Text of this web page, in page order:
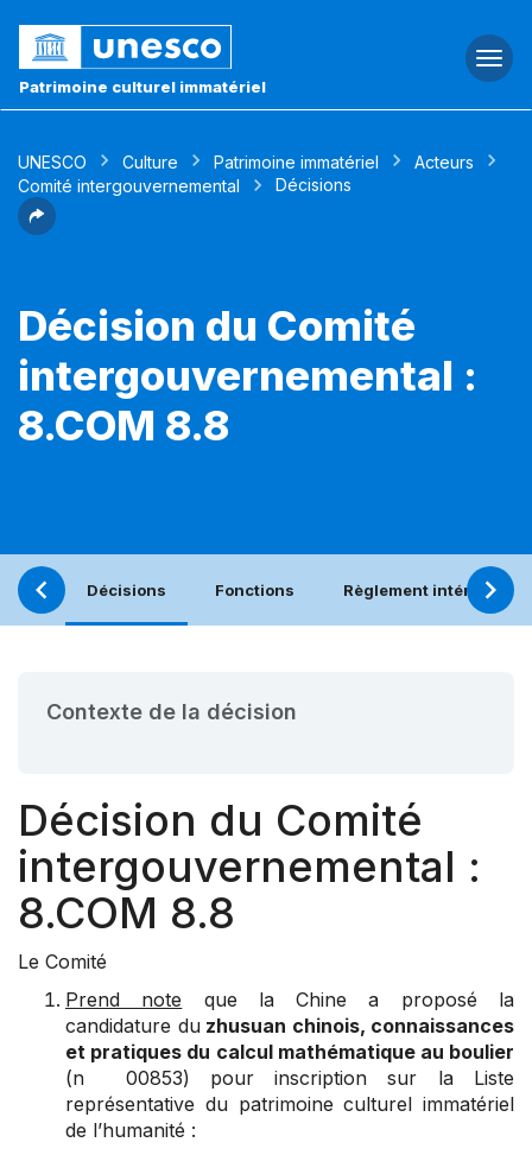
Patrimoine culturel immatériel
UNESCO Culture Patrimoine immatériel
Acteurs
Comité intergouvernemental
Décisions
Décision du Comité
intergouvernemental :
8.COM 8.8
Décisions Fonctions Règlement intérieur
Contexte de la décision
Décision du Comité
intergouvernemental :
8.COM 8.8
Le Comité
Prend note que la Chine a proposé la
candidature duzhusuan chinois, connaissances
et pratiques du calcul mathématique au boulier
(n 00853) pour inscription sur la Liste
représentative du patrimoine culturel immatériel
de l’humanité :